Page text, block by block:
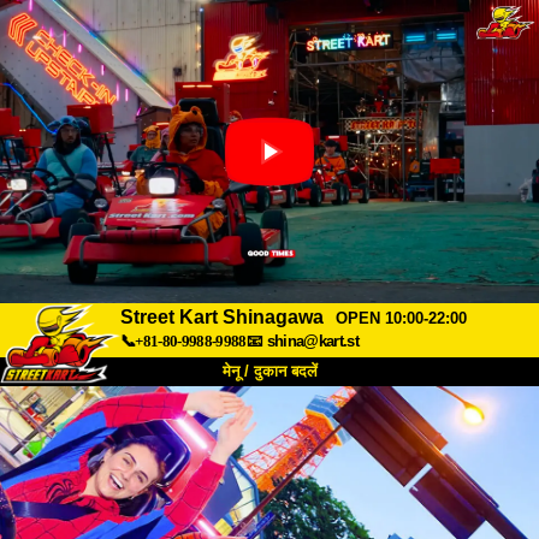
Street Kart Shinagawa
OPEN 10:00-22:00
📞+81-80-9988-9988📧 shina@kart.st
मेनू / दुकान बदलें
हमारे बारे में विशेषताएँ कीमत
पहुंच वॉयस FAQ